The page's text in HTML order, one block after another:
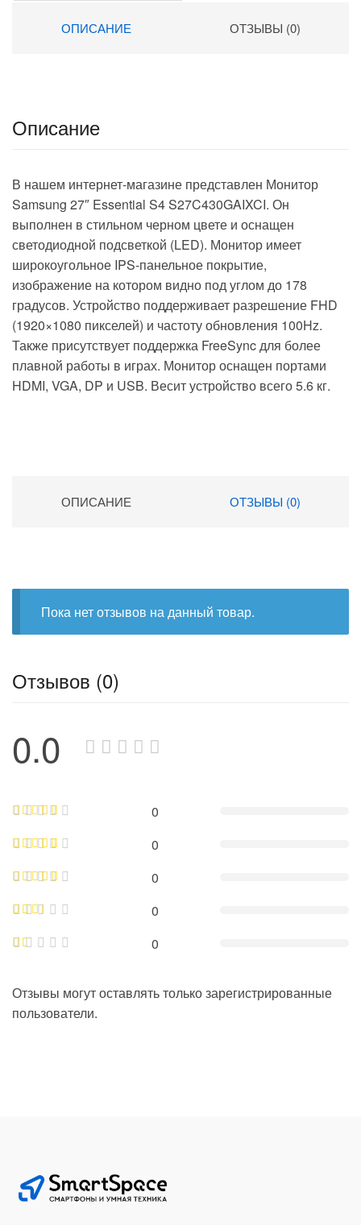
1920×1080 75Hz VGA DP
ОПИСАНИЕ ОТЗЫВЫ (0)
Описание
В нашем интернет-магазине представлен Монитор
Samsung 27″ Essential S4 S27C430GAIXCI. Он
выполнен в стильном черном цвете и оснащен
светодиодной подсветкой (LED). Монитор имеет
широкоугольное IPS-панельное покрытие,
изображение на котором видно под углом до 178
градусов. Устройство поддерживает разрешение FHD
(1920×1080 пикселей) и частоту обновления 100Hz.
Также присутствует поддержка FreeSync для более
плавной работы в играх. Монитор оснащен портами
HDMI, VGA, DP и USB. Весит устройство всего 5.6 кг.
ОПИСАНИЕ ОТЗЫВЫ (0)
Пока нет отзывов на данный товар.
Отзывов (0)
0.0
0
0
0
0
0
Отзывы могут оставлять только зарегистрированные
пользователи.